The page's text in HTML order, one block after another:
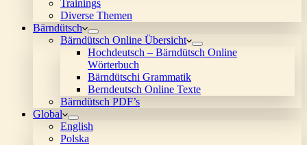
Trainings
Diverse Themen
Bärndütsch
Bärndütsch Online Übersicht
Hochdeutsch – Bärndütsch Online
Wörterbuch
Bärndütschi Grammatik
Berndeutsch Online Texte
Bärndütsch PDF’s
Global
English
Polska